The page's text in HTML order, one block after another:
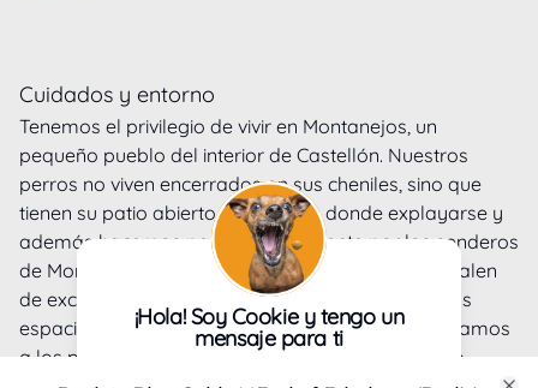
Cuidados y entorno
Tenemos el privilegio de vivir en Montanejos, un
pequeño pueblo del interior de Castellón. Nuestros
perros no viven encerrados en sus cheniles, sino que
tienen su patio abierto (y vigilado) donde explayarse y
además hacemos paseos diariamente por los senderos
de Montanejos. En cuanto a los peques, ellos no salen
de excursión con nosotros pero sí que tienen varios
espacios adecuados para ellos y también los llevamos
a los patios dónde están los adultos siempre bajo
¡Hola! Soy Cookie y tengo un
mensaje para ti